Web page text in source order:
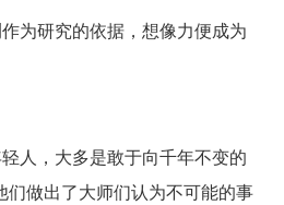
为研究的依据，想像力便成为
人，大多是敢于向千年不变的
们做出了大师们认为不可能的事